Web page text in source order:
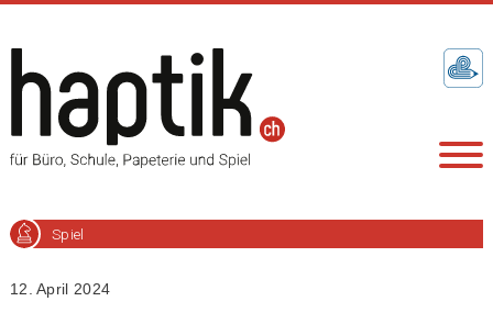
Spiel
12. April 2024